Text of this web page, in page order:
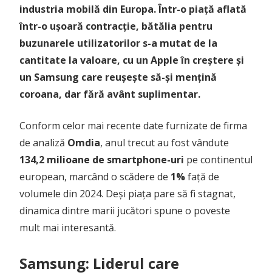
industria mobilă din Europa. Într-o piață aflată
într-o ușoară contracție, bătălia pentru
buzunarele utilizatorilor s-a mutat de la
cantitate la valoare, cu un Apple în creștere și
un Samsung care reușește să-și mențină
coroana, dar fără avânt suplimentar.
Conform celor mai recente date furnizate de firma
de analiză Omdia, anul trecut au fost vândute
134,2 milioane de smartphone-uri pe continentul
european, marcând o scădere de 1%față de
volumele din 2024. Deși piața pare să fi stagnat,
dinamica dintre marii jucători spune o poveste
mult mai interesantă.
Samsung: Liderul care